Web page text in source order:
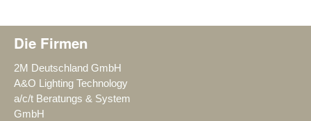
Die Firmen
2M Deutschland GmbH
A&O Lighting Technology
a/c/t Beratungs & System
GmbH